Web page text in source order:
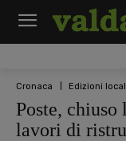
Cronaca Edizioni
Poste,
lavori di